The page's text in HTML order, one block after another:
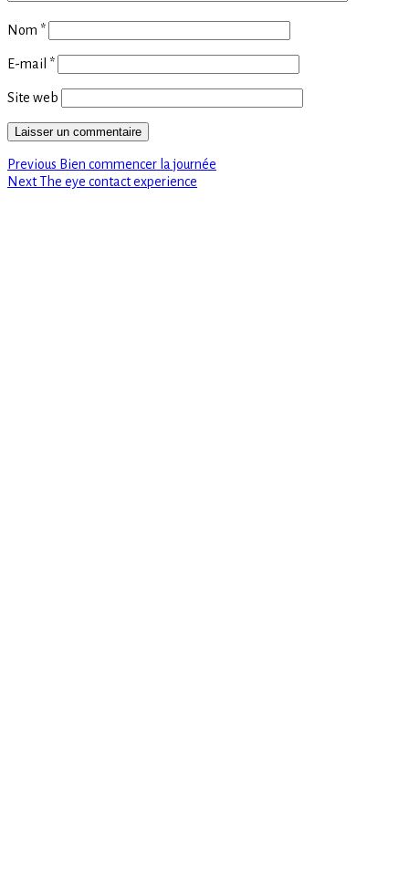
Nom *
E-mail *
Site web
Navigation
de
Previous Previous
post:
Bien commencer la journée
NextNext
The eye contact experience